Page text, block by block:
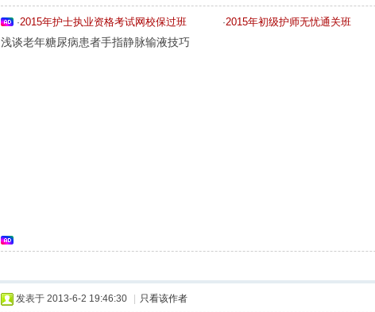
·2015年护士执业资格考试网校保过班 ·2015年初级护师无忧通关班
浅谈老年糖尿病患者手指静脉输液技巧
发表于 2013-6-2 19:46:30 只看该作者